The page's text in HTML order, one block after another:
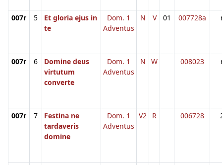
007r 5
Et gloria ejus in
te
Dom. 1
Adventus
N V 01 007728a
007r 6
Domine deus
virtutum
converte
Dom. 1
Adventus
N W 008023
007r 7
Festina ne
tardaveris
domine
Dom. 1
Adventus
V2 R 006728